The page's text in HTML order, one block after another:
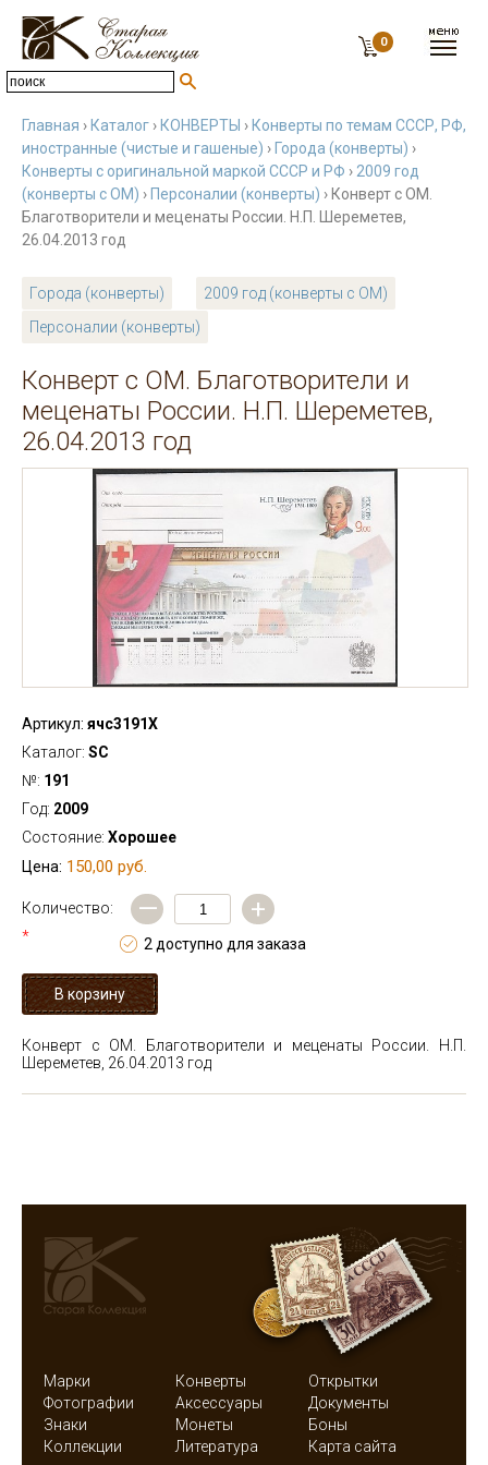
0
Главная › Каталог › КОНВЕРТЫ › Конверты по темам СССР, РФ,
иностранные (чистые и гашеные) › Города (конверты) ›
Конверты с оригинальной маркой СССР и РФ › 2009 год
(конверты с ОМ) › Персоналии (конверты) › Конверт с ОМ.
Благотворители и меценаты России. Н.П. Шереметев,
26.04.2013 год
Города (конверты)
2009 год (конверты с ОМ)
Персоналии (конверты)
Конверт с ОМ. Благотворители и
меценаты России. Н.П. Шереметев,
26.04.2013 год
Артикул: ячс3191Х
Каталог: SC
№: 191
Год: 2009
Состояние: Хорошее
Цена: 150,00 руб.
Количество:
*
— +
2 доступно для заказа
Конверт с ОМ. Благотворители и меценаты России. Н.П.
Шереметев, 26.04.2013 год
Марки Конверты
Открытки
Фотографии
Аксессуары
Документы
Знаки
Монеты
Боны
Коллекции
Литература Карта сайта